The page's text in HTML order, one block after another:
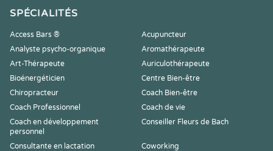
SPÉCIALITÉS
Access Bars ®
Acupuncteur
Analyste psycho-organique
Aromathérapeute
Art-Thérapeute
Auriculothérapeute
Bioénergéticien
Centre Bien-être
Chiropracteur
Coach Bien-être
Coach Professionnel
Coach de vie
Coach en développement
personnel
Conseiller Fleurs de Bach
Consultante en lactation
Coworking